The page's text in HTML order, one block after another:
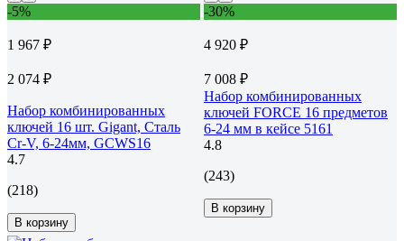
-5%
1 967 ₽
2 074 ₽
Набор комбинированных
ключей 16 шт. Gigant, Сталь
Cr-V, 6-24мм, GCWS16
4.7
(218)
В корзину
-30%
4 920 ₽
7 008 ₽
Набор комбинированных
ключей FORCE 16 предметов
6-24 мм в кейсе 5161
4.8
(243)
В корзину